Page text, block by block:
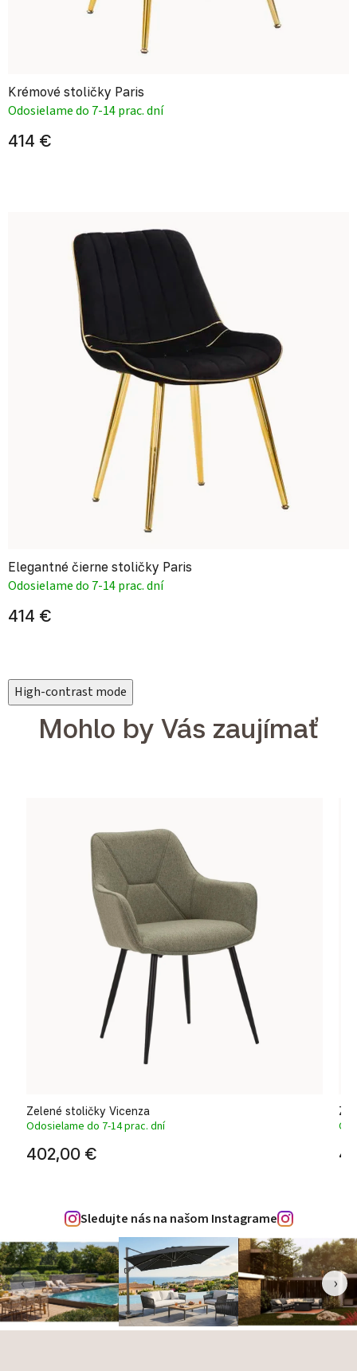
Krémové stoličky Paris
Odosielame do 7-14 prac. dní
414 €
Elegantné čierne stoličky Paris
Odosielame do 7-14 prac. dní
414 €
High-contrast mode
Mohlo by Vás zaujímať
Zelené stoličky Vicenza
Odosielame do 7-14 prac. dní
402,00 €
Sledujte nás na našom Instagrame
‹ ›